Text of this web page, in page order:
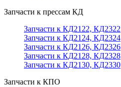
Запчасти к прессам КД
Запчасти к КД2122, КД2322
Запчасти к КД2124, КД2324
Запчасти к КД2126, КД2326
Запчасти к КД2128, КД2328
Запчасти к КД2130, КД2330
Запчасти к КПО